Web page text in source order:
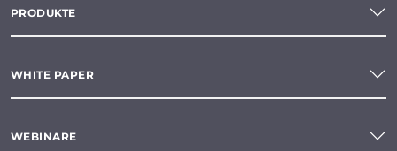
PRODUKTE
WHITE PAPER
WEBINARE